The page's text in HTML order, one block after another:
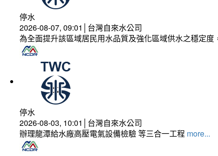
停水
2026-08-07, 09:01│台灣自來水公司
為全面提升該區域居民用水品質及強化區域供水之穩定
停水
2026-08-03, 10:01│台灣自來水公司
辦理龍潭給水廠高壓電氣設備檢驗 等三合一工程 more...